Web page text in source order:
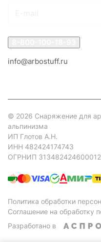
info@arbostuff.ru
© 2026 Снаряжение для
альпинизма
ИП Глотов А.Н.
ИНН 482424174743
ОГРНИП 313482424600012
Политика обработки
Соглашение на обработку
Разработано в